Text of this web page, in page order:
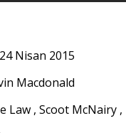
24 Nisan 2015
Macdonald
Law , Scoot McNairy